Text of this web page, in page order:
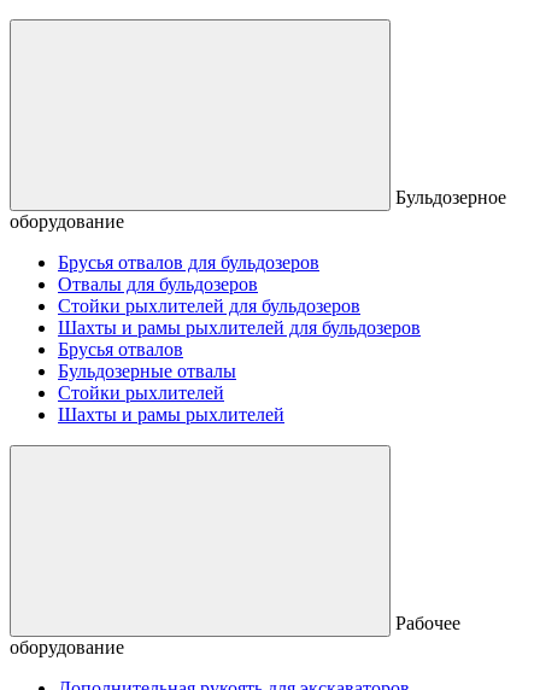
Бульдозерное
оборудование
Брусья отвалов для бульдозеров
Отвалы для бульдозеров
Стойки рыхлителей для бульдозеров
Шахты и рамы рыхлителей для бульдозеров
Брусья отвалов
Бульдозерные отвалы
Стойки рыхлителей
Шахты и рамы рыхлителей
Рабочее
оборудование